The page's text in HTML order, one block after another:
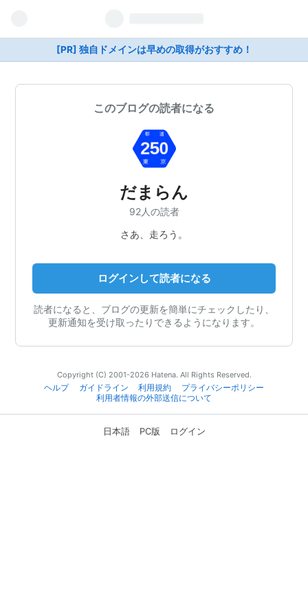
[PR] 独自ドメインは早めの取得がおすすめ！
このブログの読者になる
だまらん
92人の読者
さあ、走ろう。
ログインして読者になる
読者になると、ブログの更新を簡単にチェックしたり、
更新通知を受け取ったりできるようになります。
Copyright (C) 2001-2026 Hatena. All Rights Reserved.
ヘルプ
ガイドライン 利用規約
プライバシーポリシー
利用者情報の外部送信について
日本語 PC版 ログイン